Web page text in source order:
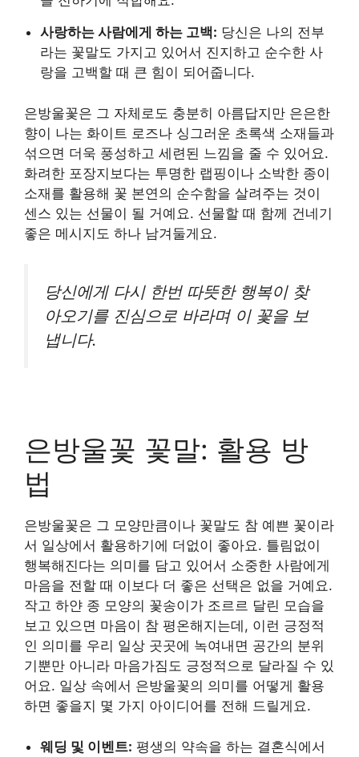
사랑하는 사람에게 하는 고백: 당신은 나의 전부
라는 꽃말도 가지고 있어서 진지하고 순수한 사
랑을 고백할 때 큰 힘이 되어줍니다.
은방울꽃은 그 자체로도 충분히 아름답지만 은은한
향이 나는 화이트 로즈나 싱그러운 초록색 소재들과
섞으면 더욱 풍성하고 세련된 느낌을 줄 수 있어요.
화려한 포장지보다는 투명한 랩핑이나 소박한 종이
소재를 활용해 꽃 본연의 순수함을 살려주는 것이
센스 있는 선물이 될 거예요. 선물할 때 함께 건네기
좋은 메시지도 하나 남겨둘게요.
당신에게 다시 한번 따뜻한 행복이 찾
아오기를 진심으로 바라며 이 꽃을 보
냅니다.
은방울꽃 꽃말: 활용 방
법
은방울꽃은 그 모양만큼이나 꽃말도 참 예쁜 꽃이라
서 일상에서 활용하기에 더없이 좋아요. 틀림없이
행복해진다는 의미를 담고 있어서 소중한 사람에게
마음을 전할 때 이보다 더 좋은 선택은 없을 거예요.
작고 하얀 종 모양의 꽃송이가 조르르 달린 모습을
보고 있으면 마음이 참 평온해지는데, 이런 긍정적
인 의미를 우리 일상 곳곳에 녹여내면 공간의 분위
기뿐만 아니라 마음가짐도 긍정적으로 달라질 수 있
어요. 일상 속에서 은방울꽃의 의미를 어떻게 활용
하면 좋을지 몇 가지 아이디어를 전해 드릴게요.
웨딩 및 이벤트: 평생의 약속을 하는 결혼식에서